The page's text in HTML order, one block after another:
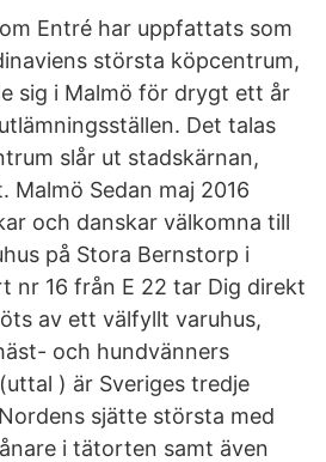
Entré har uppfattats som
största köpcentrum,
sig i Malmö för drygt ett år
Det talas
slår ut stadskärnan,
Malmö Sedan maj 2016
och danskar välkomna till
på Stora Bernstorp i
nr 16 från E 22 tar Dig direkt
av ett välfyllt varuhus,
och hundvänners
) är Sveriges tredje
sjätte största med
i tätorten samt även